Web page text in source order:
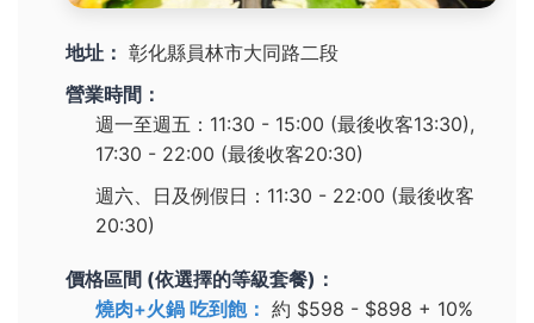
地址： 彰化縣員林市大同路二段
營業時間：
週一至週五：11:30 - 15:00 (最後收客13:30),
17:30 - 22:00 (最後收客20:30)
週六、日及例假日：11:30 - 22:00 (最後收客
20:30)
價格區間 (依選擇的等級套餐)：
燒肉+火鍋 吃到飽： 約 $598 - $898 + 10%